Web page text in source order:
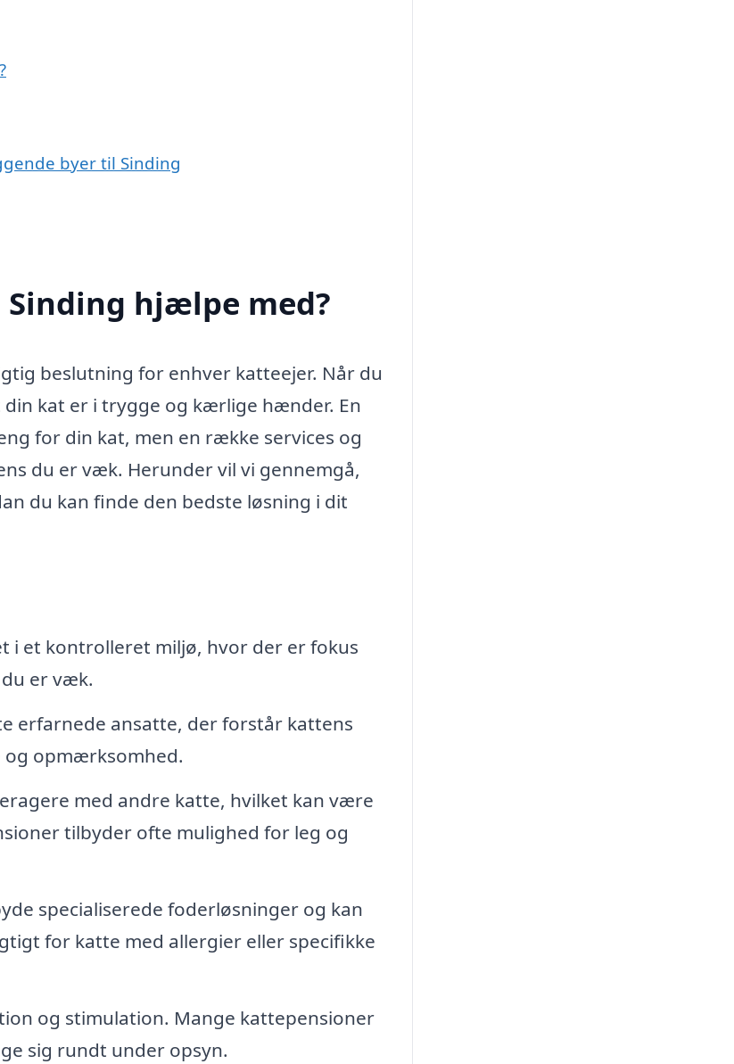
byer til Sinding
hjælpe med?
beslutning for enhver katteejer. Når du
kat er i trygge og kærlige hænder. En
for din kat, men en række services og
du er væk. Herunder vil vi gennemgå,
du kan finde den bedste løsning i dit
i et kontrolleret miljø, hvor der er fokus
er væk.
erfarnede ansatte, der forstår kattens
opmærksomhed.
med andre katte, hvilket kan være
tilbyder ofte mulighed for leg og
specialiserede foderløsninger og kan
for katte med allergier eller specifikke
og stimulation. Mange kattepensioner
sig rundt under opsyn.